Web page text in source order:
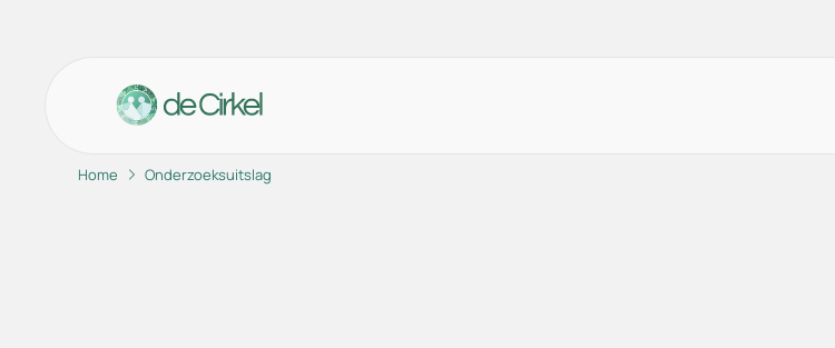
Ga naar de hoofdinhoud
Ga naar de footer
Ga naar de toegankelijkheidsinstellingen
Home Onderzoeksuitslag